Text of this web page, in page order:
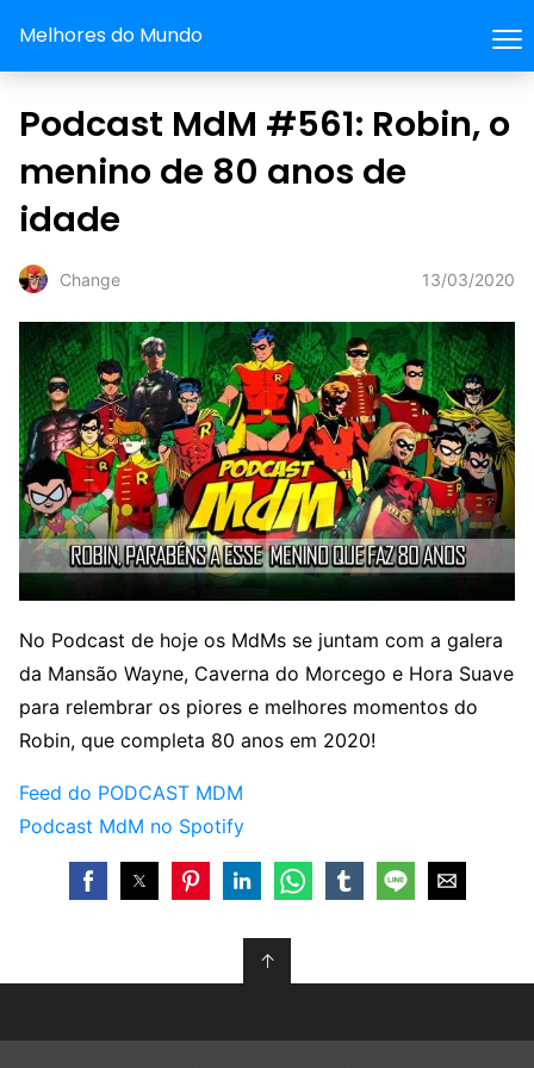
Melhores do Mundo
Podcast MdM #561: Robin, o
menino de 80 anos de
idade
Change 13/03/2020
No Podcast de hoje os MdMs se juntam com a galera
da Mansão Wayne, Caverna do Morcego e Hora Suave
para relembrar os piores e melhores momentos do
Robin, que completa 80 anos em 2020!
Feed do PODCAST MDM
Podcast MdM no Spotify
↑